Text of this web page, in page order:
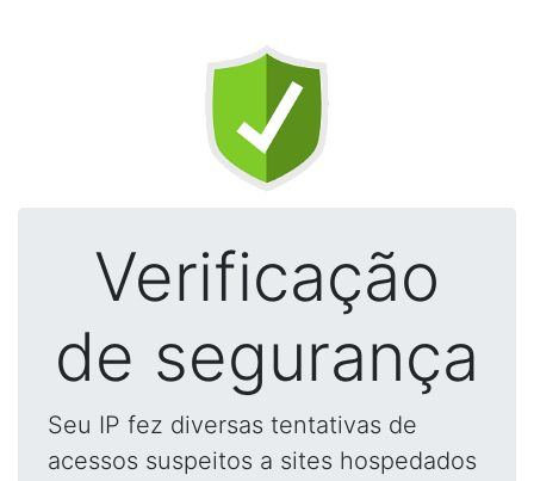
Verificação
de segurança
Seu IP fez diversas tentativas de
acessos suspeitos a sites hospedados